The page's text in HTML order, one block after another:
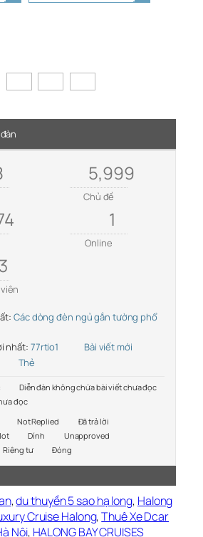
5,999
Chủ đề
1
Online
Các dòng đèn ngủ gắn tường phổ
nhất: 77rtio1
Bài viết mới
Thẻ
Diễn đàn không chứa bài viết chưa đọc
đọc
Not Replied
Đã trả lời
Dính
Unapproved
Riêng tư Đóng
,du thuyền 5 sao hạ long, Halong
Cruise Halong,Thuê Xe Dcar
Nội, HALONG BAY CRUISES